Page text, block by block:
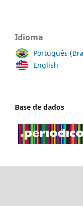
Idioma
Português
English
Base de dados